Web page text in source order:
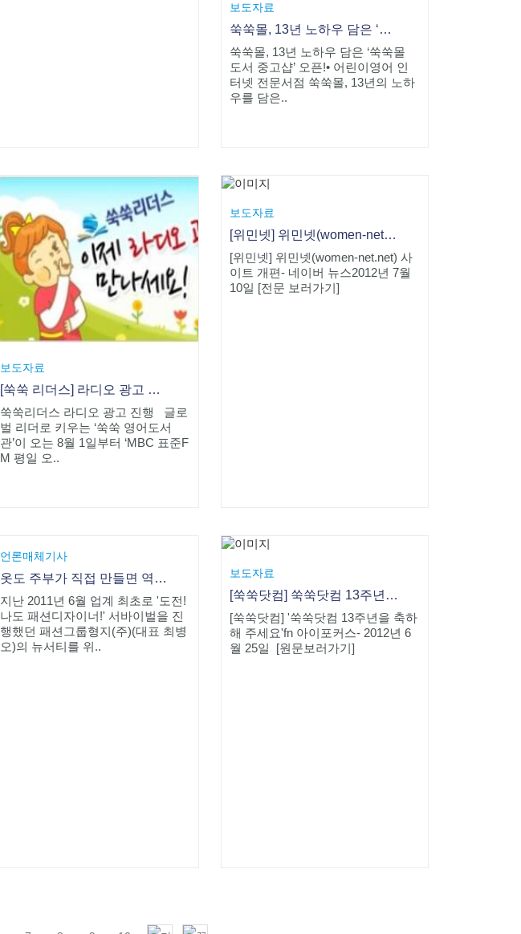
보도자료
쑥쑥몰, 13년 노하우 담은 ‘쑥쑥몰 도서 중고샵’ 오픈!
쑥쑥몰, 13년 노하우 담은 ‘쑥쑥몰
도서 중고샵’ 오픈!• 어린이영어 인
터넷 전문서점 쑥쑥몰, 13년의 노하
우를 담은..
보도자료
[쑥쑥 리더스] 라디오 광고 진행
쑥쑥리더스 라디오 광고 진행 글로
벌 리더로 키우는 ‘쑥쑥 영어도서
관’이 오는 8월 1일부터 ‘MBC 표준F
M 평일 오..
보도자료
[위민넷] 위민넷(women-net.net) 사이트 개편
[위민넷] 위민넷(women-net.net) 사
이트 개편- 네이버 뉴스2012년 7월
10일 [전문 보러가기]
언론매체기사
옷도 주부가 직접 만들면 역시 다르다
지난 2011년 6월 업계 최초로 '도전!
나도 패션디자이너!' 서바이벌을 진
행했던 패션그룹형지(주)(대표 최병
오)의 뉴서티를 위..
보도자료
[쑥쑥닷컴] 쑥쑥닷컴 13주년을 축하해 주세요
[쑥쑥닷컴] '쑥쑥닷컴 13주년을 축하
해 주세요'fn 아이포커스- 2012년 6
월 25일 [원문보러가기]